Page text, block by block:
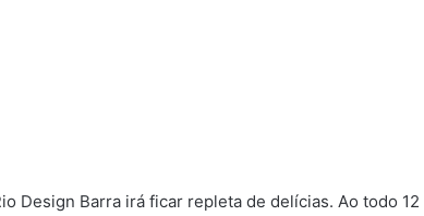
Design Barra irá ficar repleta de delícias. Ao todo 12